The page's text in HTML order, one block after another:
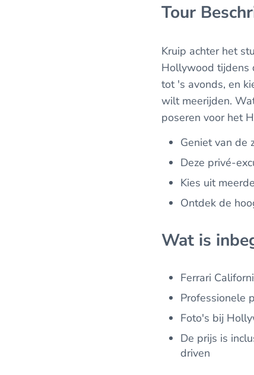
Tour
Kruip achter het
Hollywood tijdens
tot 's avonds, en
wilt meerijden.
poseren voor het
Geniet van de
Deze privé-
Kies uit
Ontdek de
Wat is
Ferrari
Professionele
Foto's bij
De prijs is
driven